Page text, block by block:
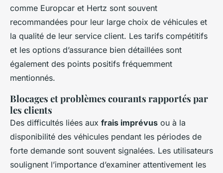
comme Europcar et Hertz sont souvent
recommandées pour leur large choix de véhicules et
la qualité de leur service client. Les tarifs compétitifs
et les options d’assurance bien détaillées sont
également des points positifs fréquemment
mentionnés.
Blocages et problèmes courants rapportés par
les clients
Des difficultés liées aux frais imprévus ou à la
disponibilité des véhicules pendant les périodes de
forte demande sont souvent signalées. Les utilisateurs
soulignent l’importance d’examiner attentivement les